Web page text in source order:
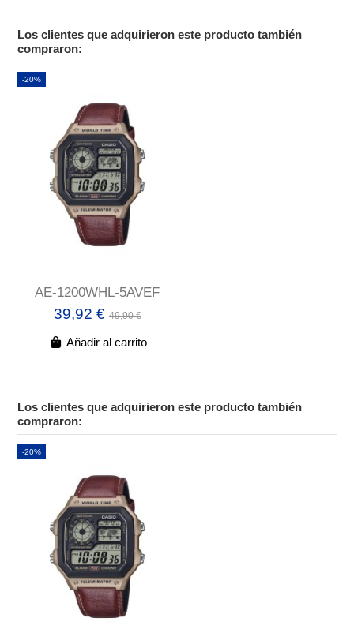
Los clientes que adquirieron este producto también
compraron:
-20%
AE-1200WHL-5AVEF
39,92 €49,90 €
Añadir al carrito
Los clientes que adquirieron este producto también
compraron:
-20%